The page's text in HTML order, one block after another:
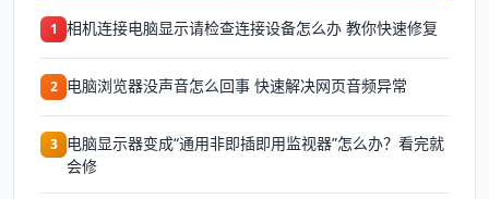
1 相机连接电脑显示请检查连接设备怎么办 教你快速修复
2 电脑浏览器没声音怎么回事 快速解决网页音频异常
3 电脑显示器变成“通用非即插即用监视器”怎么办？看完就
会修